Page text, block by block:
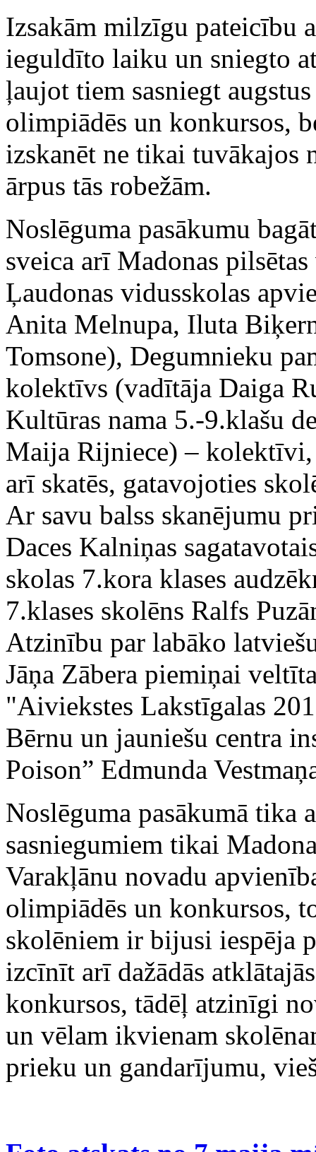
Izsakām milzīgu pateicību
ieguldīto laiku un sniegto
ļaujot tiem sasniegt
olimpiādēs un konkursos,
izskanēt ne tikai tuvākajos
ārpus tās robežām.
Noslēguma pasākumu
sveica arī Madonas
Ļaudonas vidusskolas
Anita Melnupa, Iluta
Tomsone), Degumnieku
kolektīvs (vadītāja Daiga
Kultūras nama 5.-9.klašu
Maija Rijniece) – kolektīvi,
arī skatēs, gatavojoties
Ar savu balss skanējumu
Daces Kalniņas
skolas 7.kora klases
7.klases skolēns Ralfs
Atzinību par labāko
Jāņa Zābera piemiņai
"Aiviekstes Lakstīgalas
Bērnu un jauniešu centra
Poison” Edmunda
Noslēguma pasākumā tika
sasniegumiem tikai
Varakļānu novadu
olimpiādēs un konkursos,
skolēniem ir bijusi iespēja
izcīnīt arī dažādās
konkursos, tādēļ atzinīgi
un vēlam ikvienam
prieku un gandarījumu,